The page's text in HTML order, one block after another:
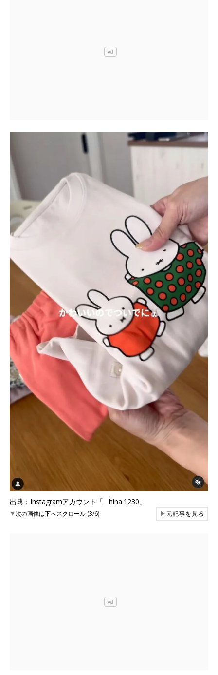
出典：Instagramアカウント「__hina.1230」
▼次の画像は下へスクロール (3/6) ▶元記事を見る